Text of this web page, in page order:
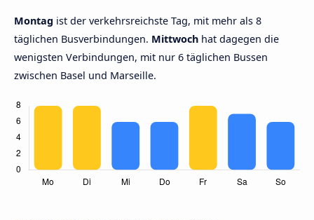
Montag ist der verkehrsreichste Tag, mit mehr als 8
täglichen Busverbindungen. Mittwoch hat dagegen die
wenigsten Verbindungen, mit nur 6 täglichen Bussen
zwischen Basel und Marseille.